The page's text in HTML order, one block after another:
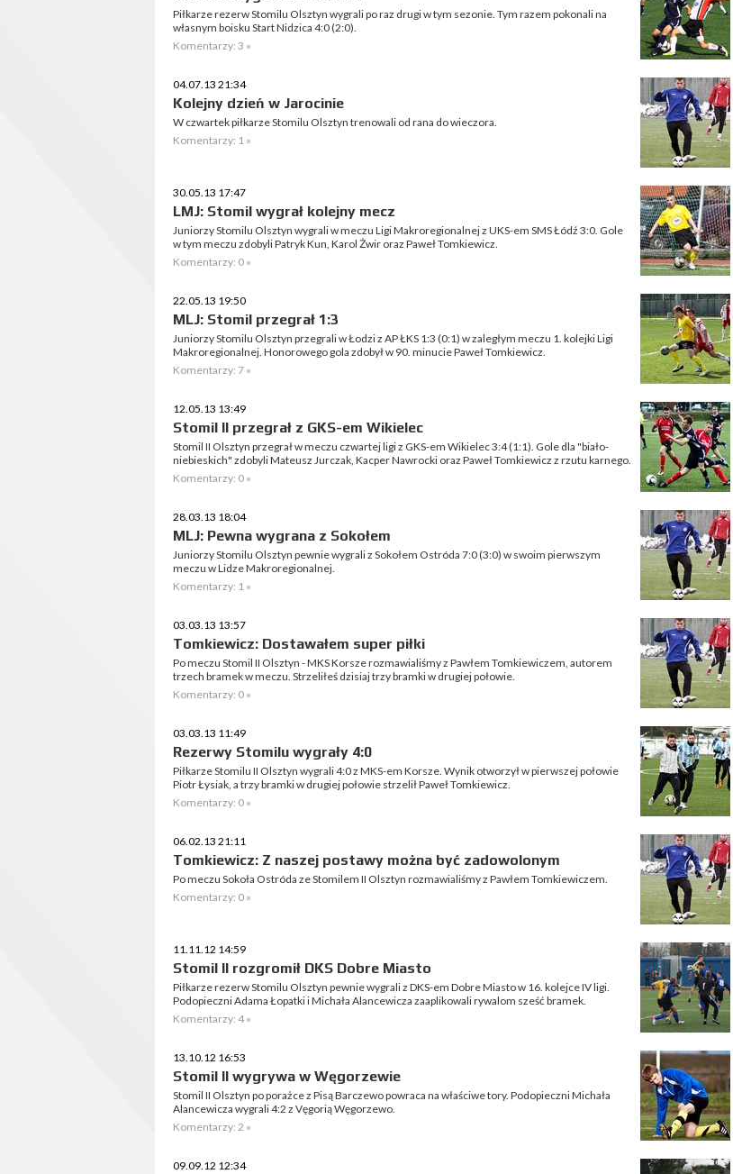
Piłkarze rezerw Stomilu Olsztyn wygrali po raz drugi w tym sezonie. Tym razem pokonali na
własnym boisku Start Nidzica 4:0 (2:0).
Komentarzy: 3 »
04.07.13 21:34
Kolejny dzień w Jarocinie
W czwartek piłkarze Stomilu Olsztyn trenowali od rana do wieczora.
Komentarzy: 1 »
30.05.13 17:47
LMJ: Stomil wygrał kolejny mecz
Juniorzy Stomilu Olsztyn wygrali w meczu Ligi Makroregionalnej z UKS-em SMS Łódź 3:0. Gole
w tym meczu zdobyli Patryk Kun, Karol Żwir oraz Paweł Tomkiewicz.
Komentarzy: 0 »
22.05.13 19:50
MLJ: Stomil przegrał 1:3
Juniorzy Stomilu Olsztyn przegrali w Łodzi z AP ŁKS 1:3 (0:1) w zaległym meczu 1. kolejki Ligi
Makroregionalnej. Honorowego gola zdobył w 90. minucie Paweł Tomkiewicz.
Komentarzy: 7 »
12.05.13 13:49
Stomil II przegrał z GKS-em Wikielec
Stomil II Olsztyn przegrał w meczu czwartej ligi z GKS-em Wikielec 3:4 (1:1). Gole dla "biało-
niebieskich" zdobyli Mateusz Jurczak, Kacper Nawrocki oraz Paweł Tomkiewicz z rzutu karnego.
Komentarzy: 0 »
28.03.13 18:04
MLJ: Pewna wygrana z Sokołem
Juniorzy Stomilu Olsztyn pewnie wygrali z Sokołem Ostróda 7:0 (3:0) w swoim pierwszym
meczu w Lidze Makroregionalnej.
Komentarzy: 1 »
03.03.13 13:57
Tomkiewicz: Dostawałem super piłki
Po meczu Stomil II Olsztyn - MKS Korsze rozmawialiśmy z Pawłem Tomkiewiczem, autorem
trzech bramek w meczu. Strzeliłeś dzisiaj trzy bramki w drugiej połowie.
Komentarzy: 0 »
03.03.13 11:49
Rezerwy Stomilu wygrały 4:0
Piłkarze Stomilu II Olsztyn wygrali 4:0 z MKS-em Korsze. Wynik otworzył w pierwszej połowie
Piotr Łysiak, a trzy bramki w drugiej połowie strzelił Paweł Tomkiewicz.
Komentarzy: 0 »
06.02.13 21:11
Tomkiewicz: Z naszej postawy można być zadowolonym
Po meczu Sokoła Ostróda ze Stomilem II Olsztyn rozmawialiśmy z Pawłem Tomkiewiczem.
Komentarzy: 0 »
11.11.12 14:59
Stomil II rozgromił DKS Dobre Miasto
Piłkarze rezerw Stomilu Olsztyn pewnie wygrali z DKS-em Dobre Miasto w 16. kolejce IV ligi.
Podopieczni Adama Łopatki i Michała Alancewicza zaaplikowali rywalom sześć bramek.
Komentarzy: 4 »
13.10.12 16:53
Stomil II wygrywa w Węgorzewie
Stomil II Olsztyn po porażce z Pisą Barczewo powraca na właściwe tory. Podopieczni Michała
Alancewicza wygrali 4:2 z Vęgorią Węgorzewo.
Komentarzy: 2 »
09.09.12 12:34